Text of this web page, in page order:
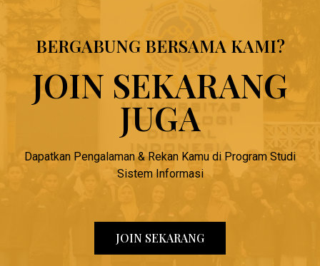
BERGABUNG BERSAMA KAMI?
JOIN SEKARANG
JUGA
Dapatkan Pengalaman & Rekan Kamu di Program Studi
Sistem Informasi
JOIN SEKARANG